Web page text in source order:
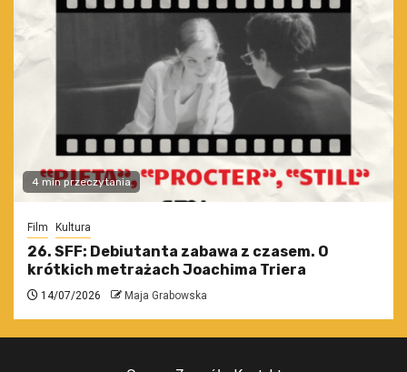
4 min przeczytania
Film Kultura
26. SFF: Debiutanta zabawa z czasem. O
krótkich metrażach Joachima Triera
14/07/2026 Maja Grabowska